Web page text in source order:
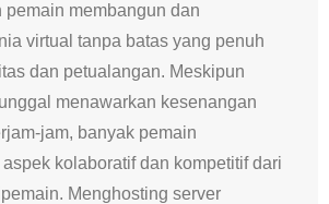
pemain membangun dan
virtual tanpa batas yang penuh
dan petualangan. Meskipun
menawarkan kesenangan
jam, banyak pemain
kolaboratif dan kompetitif dari
Menghosting server